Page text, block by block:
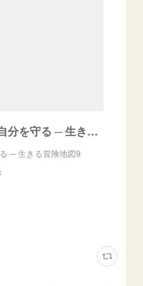
危険な大人をみわける・自分を守る ─ 生きる冒険地図9 - 子ども情報ステーションby ぷるすあるは
─ 生きる冒険地図9